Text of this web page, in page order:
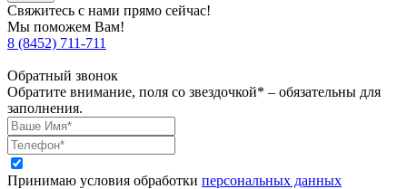
Свяжитесь с нами прямо сейчас!
Мы поможем Вам!
8 (8452) 711-711
Обратный звонок
Обратите внимание, поля со звездочкой* – обязательны для
заполнения.
Принимаю условия обработки персональных данных